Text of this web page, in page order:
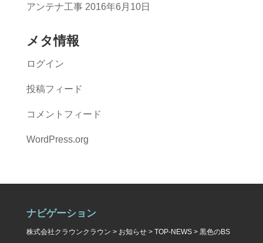
アンテナ工事 2016年6月10日
メタ情報
ログイン
投稿フィード
コメントフィード
WordPress.org
ナビゲーション
株式会社クラウンクラウン > お知らせ> TOP-NEWS> 黒色のBS